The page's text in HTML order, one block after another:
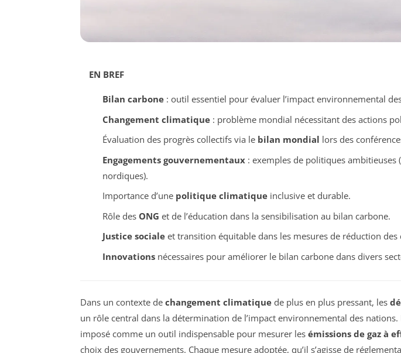
EN BREF
Bilan carbone: outil essentiel pour évaluer l’impact environnemental
Changement climatique: problème mondial nécessitant des actions
Évaluation des progrès collectifs via le bilan mondial lors des
Engagements gouvernementaux: exemples de politiques ambitieuses
nordiques).
Importance d’une politique climatiqueinclusive et durable.
Rôle des ONG et de l’éducation dans la sensibilisation au bilan carbone.
Justice socialeet transition équitable dans les mesures de réduction des
Innovationsnécessaires pour améliorer le bilan carbone dans divers
Dans un contexte de changement climatique de plus en plus pressant, les
un rôle central dans la détermination de l’impact environnemental des nations.
imposé comme un outil indispensable pour mesurer les émissions de gaz à
choix des gouvernements. Chaque mesure adoptée, qu’il s’agisse de